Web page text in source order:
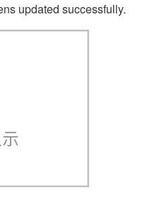
updated successfully.